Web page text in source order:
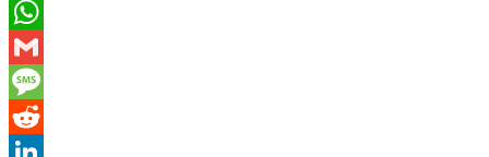
Telegram
WhatsApp
Gmail
Message
Reddit